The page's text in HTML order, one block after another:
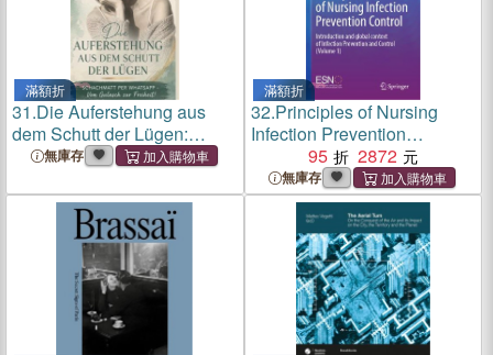
滿額折
31.Die Auferstehung aus
dem Schutt der Lügen:
Schachmatt per WhatsApp-
無庫存
滿額折
32.Principles of Nursing
Infection Prevention
Control：Introduction and
global context of Infection
Prevention and Control
(Volume 1)
95 2872
無庫存